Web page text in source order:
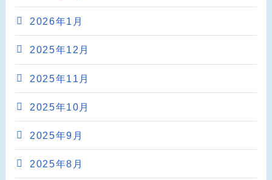
2026年1月
2025年12月
2025年11月
2025年10月
2025年9月
2025年8月